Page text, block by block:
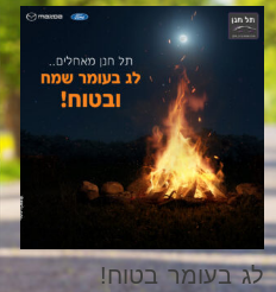
לג בעומר בטוח!